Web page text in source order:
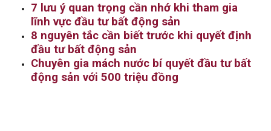
7 lưu ý quan trọng cần nhớ khi tham gia
lĩnh vực đầu tư bất động sản
8 nguyên tắc cần biết trước khi quyết định
đầu tư bất động sản
Chuyên gia mách nước bí quyết đầu tư bất
động sản với 500 triệu đồng